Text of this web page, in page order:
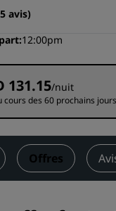
avis)
12:00pm
131.15/nuit
des 60 prochains jours
Offres